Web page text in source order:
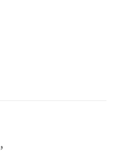
,